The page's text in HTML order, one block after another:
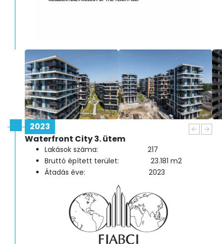
2023
Waterfront City 3. ütem
Lakások száma: 217
Bruttó épített terület: 23.181 m2
Átadás éve: 2023